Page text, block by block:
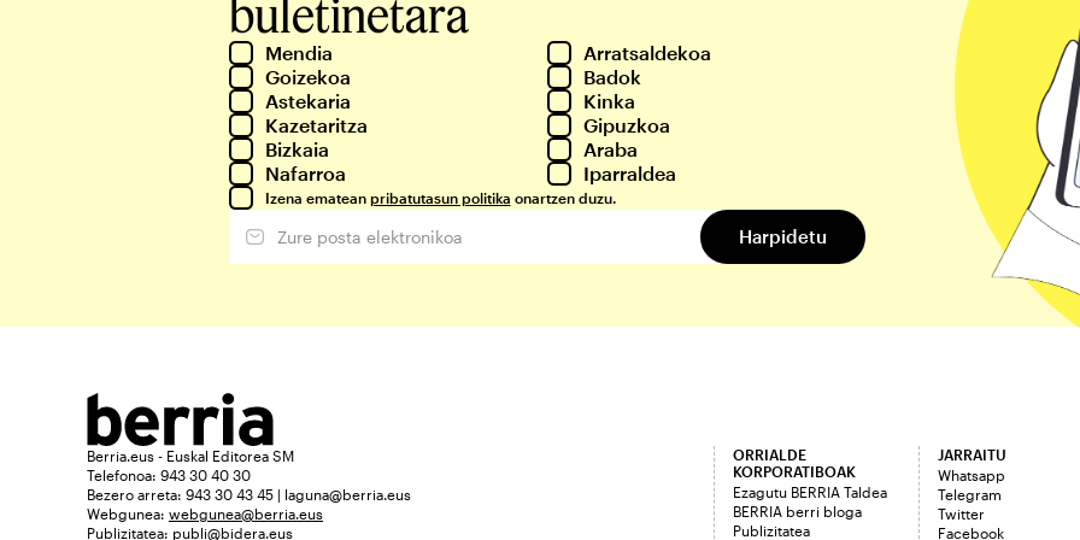
buletinetara
Mendia
Arratsaldekoa
Goizekoa
Badok
Astekaria
Kinka
Kazetaritza
Gipuzkoa
Bizkaia
Araba
Nafarroa
Iparraldea
Izena ematean pribatutasun politika onartzen duzu.
Berria.eus - Euskal Editorea SM
Telefonoa: 943 30 40 30
Bezero arreta: 943 30 43 45 | laguna@berria.eus
Webgunea: webgunea@berria.eus
Publizitatea: publi@bidera.eus
ORRIALDE
KORPORATIBOAK
Ezagutu BERRIA Taldea
BERRIA berri bloga
Publizitatea
JARRAITU
Whatsapp
Telegram
Twitter
Facebook